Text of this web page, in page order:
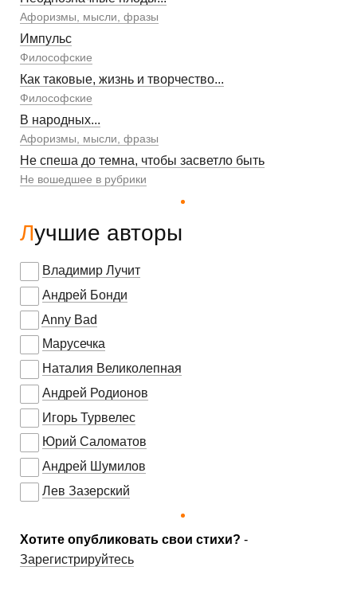
Афоризмы, мысли, фразы
Импульс
Философские
Как таковые, жизнь и творчество...
Философские
В народных...
Афоризмы, мысли, фразы
Не спеша до темна, чтобы засветло быть
Не вошедшее в рубрики
Лучшие авторы
Владимир Лучит
Андрей Бонди
Anny Bad
Марусечка
Наталия Великолепная
Андрей Родионов
Игорь Турвелес
Юрий Саломатов
Андрей Шумилов
Лев Зазерский
Хотите опубликовать свои стихи? -
Зарегистрируйтесь